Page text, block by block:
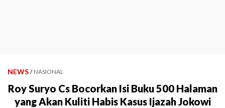
NEWS / NASIONAL
Roy Suryo Cs Bocorkan Isi Buku 500 Halaman
yang Akan Kuliti Habis Kasus Ijazah Jokowi